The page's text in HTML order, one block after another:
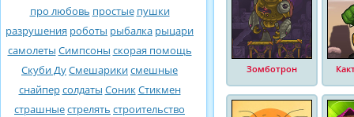
про любовь простые пушки
разрушения роботы рыбалка рыцари
самолеты Симпсоны скорая помощь
Скуби ДуСмешарикисмешные
снайперсолдаты СоникСтикмен
страшныестрелять строительство
Зомботрон